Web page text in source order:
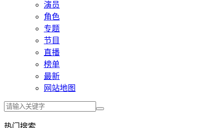
演员
角色
专题
节目
直播
榜单
最新
网站地图
热门搜索